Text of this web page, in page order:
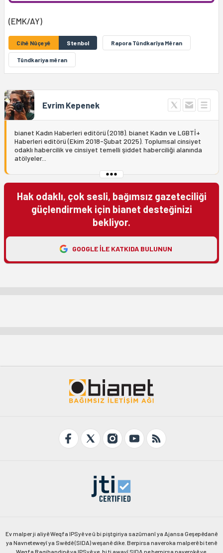
(EMK/AY)
Cihê Nûçeyê Stenbol Rapora Tûndkarîya Mêran
Tûndkariya mêran
Evrim Kepenek
bianet Kadın Haberleri editörü (2018). bianet Kadın ve LGBTİ+
Haberleri editörü (Ekim 2018-Şubat 2025). Toplumsal cinsiyet
odaklı habercilik ve cinsiyet temelli şiddet haberciliği alanında
atölyeler...
Hak odaklı, çok sesli, bağımsız gazeteciliği
güçlendirmek için bianet desteğinizi
bekliyor.
GOOGLE ILE KATKIDA BULUNUN
Ev malper ji aliyê Weqfa IPSyê ve û bi piştgiriya sazûmanî ya Ajansa Geşepêdanê
ya Navneteweyî ya Swêdê (SIDA) weşanê dike. Berpirsa naveroka malperê bi tenê
Weqfa Ragihandinê ya IPSyê ye, bi ti awayî SIDA ne berpirsa naverokê ye.